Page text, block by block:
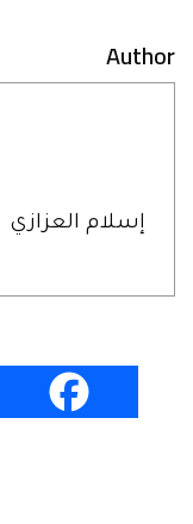
Author
إسلام العزازي